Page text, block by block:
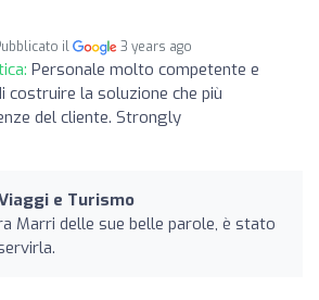
il 3 years ago
Personale molto competente e
costruire la soluzione che più
del cliente. Strongly
e Turismo
Marri delle sue belle parole, è stato